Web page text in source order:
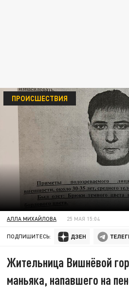
ПРОИСШЕСТВИЯ
АЛЛА МИХАЙЛОВА 25 МАЯ 15:04
ПОДПИШИТЕСЬ:
Жительница Вишнёвой
маньяка, напавшего на